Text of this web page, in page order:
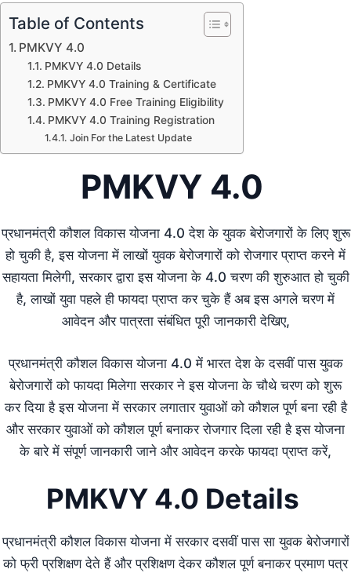
Table of Contents
PMKVY 4.0
PMKVY 4.0 Details
PMKVY 4.0 Training & Certificate
PMKVY 4.0 Free Training Eligibility
PMKVY 4.0 Training Registration
Join For the Latest Update
PMKVY 4.0
प्रधानमंत्री कौशल विकास योजना 4.0 देश के युवक बेरोजगारों के लिए शुरू
हो चुकी है, इस योजना में लाखों युवक बेरोजगारों को रोजगार प्राप्त करने में
सहायता मिलेगी, सरकार द्वारा इस योजना के 4.0 चरण की शुरुआत हो चुकी
है, लाखों युवा पहले ही फायदा प्राप्त कर चुके हैं अब इस अगले चरण में
आवेदन और पात्रता संबंधित पूरी जानकारी देखिए,
प्रधानमंत्री कौशल विकास योजना 4.0 में भारत देश के दसवीं पास युवक
बेरोजगारों को फायदा मिलेगा सरकार ने इस योजना के चौथे चरण को शुरू
कर दिया है इस योजना में सरकार लगातार युवाओं को कौशल पूर्ण बना रही है
और सरकार युवाओं को कौशल पूर्ण बनाकर रोजगार दिला रही है इस योजना
के बारे में संपूर्ण जानकारी जाने और आवेदन करके फायदा प्राप्त करें,
PMKVY 4.0 Details
प्रधानमंत्री कौशल विकास योजना में सरकार दसवीं पास सा युवक बेरोजगारों
को फ्री प्रशिक्षण देते हैं और प्रशिक्षण देकर कौशल पूर्ण बनाकर प्रमाण पत्र